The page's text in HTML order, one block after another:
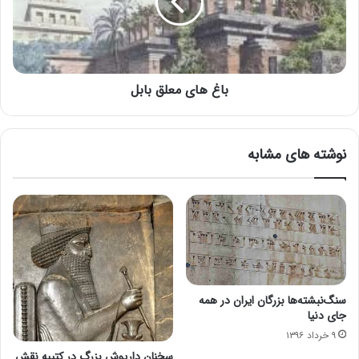
باغ های معلق بابل
نوشته های مشابه
سنگ‌نبشته‌ها بزرگان ایران در همه
جای دنیا
۹ خرداد ۱۳۹۶